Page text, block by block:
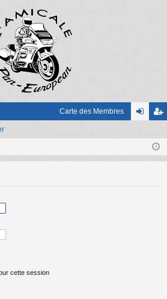
Carte des Membres
nr
cette session